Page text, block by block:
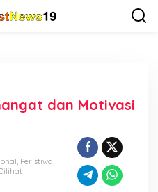
dan Motivasi
, Peristiwa,